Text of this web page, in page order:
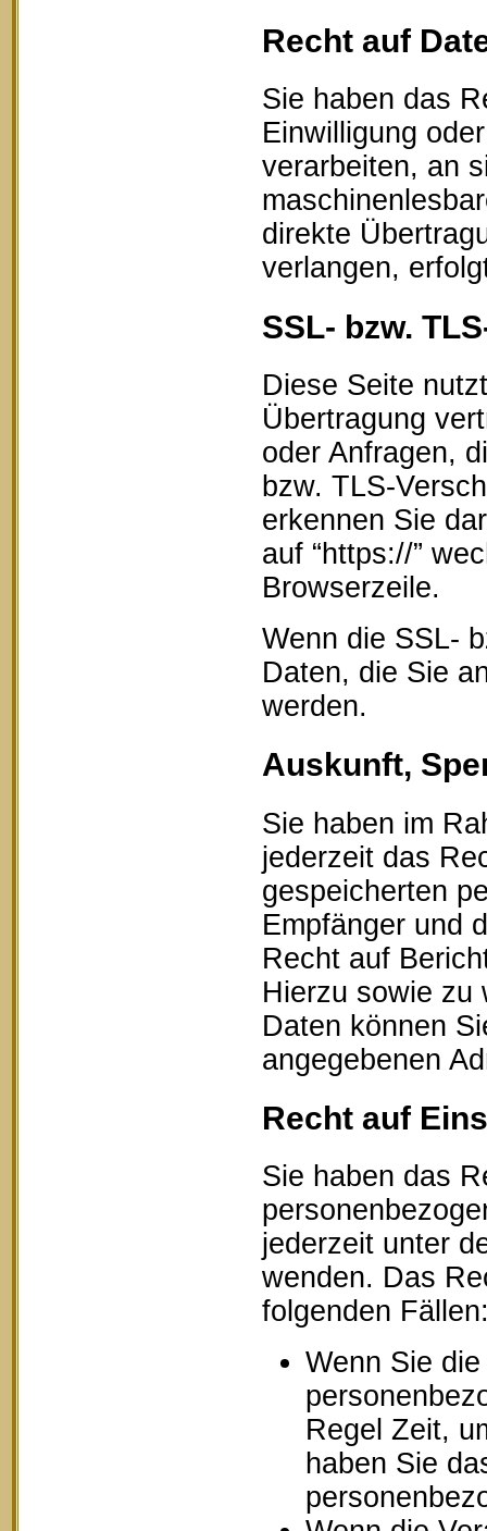
Recht auf
Sie haben das
Einwilligung
verarbeiten, an
direkte
verlangen,
SSL- bzw.
Diese Seite
Übertragung
oder Anfragen,
bzw. TLS-
erkennen Sie
auf “https://”
Browserzeile.
Wenn die SSL-
Daten, die Sie
werden.
Auskunft,
Sie haben im
jederzeit das
gespeicherten
Empfänger und
Recht auf
Hierzu sowie zu
Daten können
angegebenen
Recht auf
Sie haben das
jederzeit unter
wenden. Das
folgenden
Wenn Sie
Regel Zeit,
haben Sie